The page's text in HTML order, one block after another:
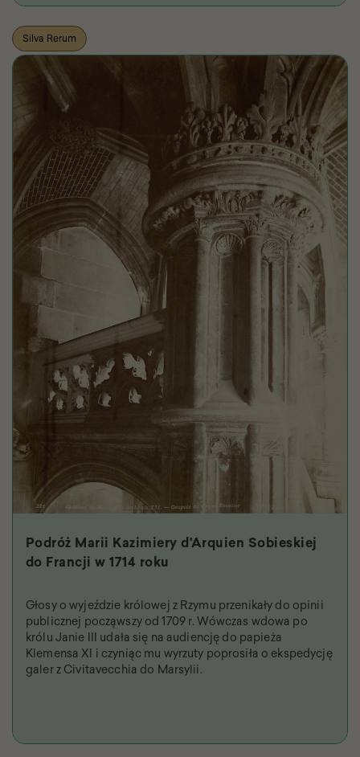
Silva Rerum
Podróż Marii Kazimiery d'Arquien Sobieskiej
do Francji w 1714 roku
Głosy o wyjeździe królowej z Rzymu przenikały do opinii
publicznej począwszy od 1709 r. Wówczas wdowa po
królu Janie III udała się na audiencję do papieża
Klemensa XI i czyniąc mu wyrzuty poprosiła o ekspedycję
galer z Civitavecchia do Marsylii.